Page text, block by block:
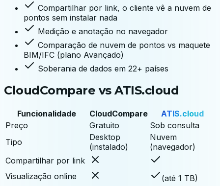
Compartilhar por link, o cliente vê a nuvem de
pontos sem instalar nada
Medição e anotação no navegador
Comparação de nuvem de pontos vs maquete
BIM/IFC (plano Avançado)
Soberania de dados em 22+ países
CloudCompare vs ATIS.cloud
Funcionalidade CloudCompare
ATIS.cloud
Preço
Gratuito
Sob consulta
Tipo
Desktop
(instalado)
Nuvem
(navegador)
Compartilhar por link
Visualização online
(até 1 TB)